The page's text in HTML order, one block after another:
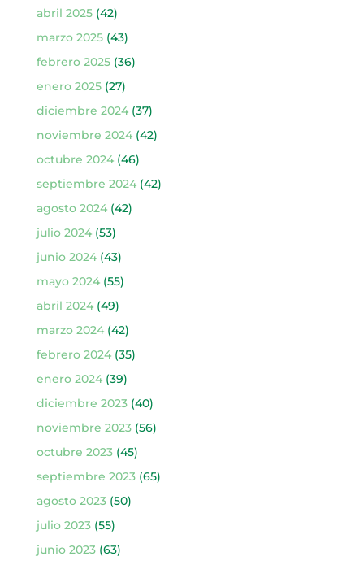
abril 2025(42)
marzo 2025(43)
febrero 2025(36)
enero 2025(27)
diciembre 2024(37)
noviembre 2024(42)
octubre 2024(46)
septiembre 2024(42)
agosto 2024(42)
julio 2024(53)
junio 2024(43)
mayo 2024(55)
abril 2024(49)
marzo 2024(42)
febrero 2024(35)
enero 2024(39)
diciembre 2023(40)
noviembre 2023(56)
octubre 2023(45)
septiembre 2023(65)
agosto 2023(50)
julio 2023(55)
junio 2023(63)